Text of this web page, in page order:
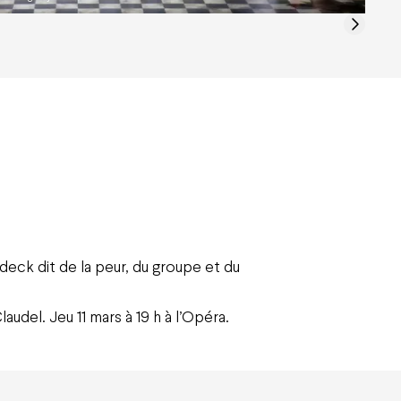
dit de la peur, du groupe et du
Jeu 11 mars à 19 h à l’Opéra.